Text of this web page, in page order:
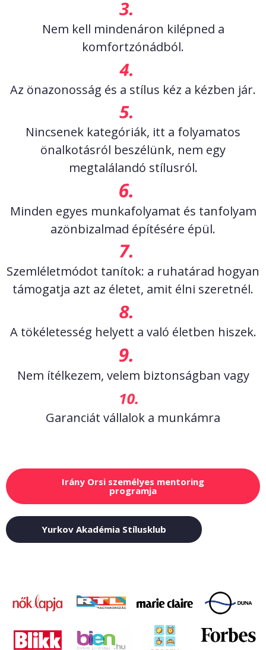
Nem kell mindenáron kilépned a
komfortzónádból.
Az önazonosság és a stílus kéz a kézben jár.
Nincsenek kategóriák, itt a folyamatos
önalkotásról beszélünk, nem egy
megtalálandó stílusról.
Minden egyes munkafolyamat és tanfolyam
azönbizalmad építésére épül.
Szemléletmódot tanítok: a ruhatárad hogyan
támogatja azt az életet, amit élni szeretnél.
A tökéletesség helyett a való életben hiszek.
Nem ítélkezem, velem biztonságban vagy
Garanciát vállalok a munkámra
Irány Orsi személyes mentoring
programja
Yurkov Akadémia Stílusklub